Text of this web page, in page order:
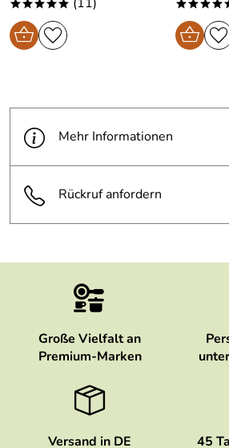
sonia
*****
Verifizierte Bewertung
Der Kurzzeitmesser funktionieret
Bewertungsdatum: 26.12.2013
*****
Mehr Informationen
Rückruf anfordern
Große Vielfalt an
Premium-Marken
Versand in DE
45